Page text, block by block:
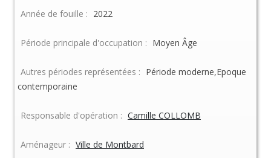
Année de fouille : 2022
Période principale d'occupation : Moyen Âge
Autres périodes représentées : Période moderne,Epoque
contemporaine
Responsable d'opération : Camille COLLOMB
Aménageur : Ville de Montbard